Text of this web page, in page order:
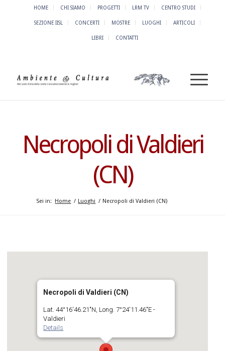
HOME CHI SIAMO PROGETTI LRM TV CENTRO STUDI
SEZIONE IISL CONCERTI MOSTRE LUOGHI ARTICOLI
LIBRI CONTATTI
Necropoli di Valdieri
(CN)
Sei in: Home / Luoghi / Necropoli di Valdieri (CN)
Necropoli di Valdieri (CN)
Lat. 44°16'46.21"N, Long. 7°24'11.46"E -
Valdieri
Details